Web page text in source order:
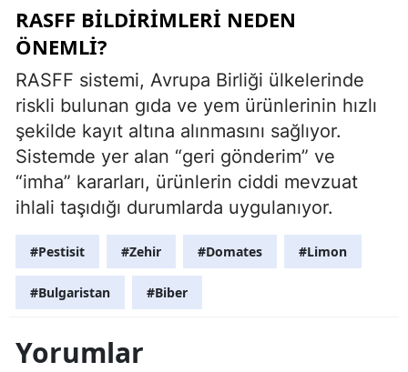
RASFF BILDIRIMLERI NEDEN
ÖNEMLI?
RASFF sistemi, Avrupa Birliği ülkelerinde
riskli bulunan gıda ve yem ürünlerinin hızlı
şekilde kayıt altına alınmasını sağlıyor.
Sistemde yer alan “geri gönderim” ve
“imha” kararları, ürünlerin ciddi mevzuat
ihlali taşıdığı durumlarda uygulanıyor.
#Pestisit #Zehir #Domates #Limon
#Bulgaristan #Biber
Yorumlar